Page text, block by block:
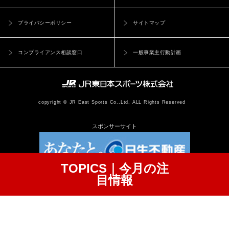
TOPICS｜今月の注
目情報
copyright © JR East Sports Co.,Ltd. ALL Rights Reserved
プライバシーポリシー サイトマップ
コンプライアンス相談窓口 一般事業主行動計画
スポンサーサイト